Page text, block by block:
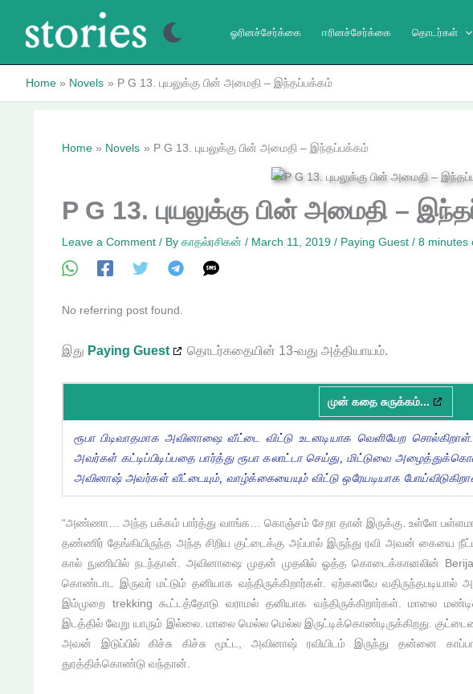
content
ஓரினச்சேர்க்கை ஈரினச்சேர்க்கை தொடர்கள்
Home Novels P G 13. புயலுக்கு பின் அமைதி – இந்தப்பக்கம்
Home Novels P G 13. புயலுக்கு பின் அமைதி – இந்தப்பக்கம்
P G 13. புயலுக்கு பின் அமைதி –
Leave a Comment / By காதல்ரசிகன் / March 11, 2019 / Paying Guest / 8 minutes
No referring post found.
இது Paying Guest தொடர்கதையின் 13-வது அத்தியாயம்.
முன் கதை சுருக்கம்...
ரூபா பிடிவாதமாக அவினாஷை வீட்டை விட்டு உடனடியாக வெளியேற
அவர்கள் கட்டிப்பிடிப்பதை பார்த்து ரூபா கலாட்டா செய்து, மிட்டுவை
அவினாஷ் அவர்கள் வீட்டையும், வாழ்க்கையையும் விட்டு ஒரேயடியாக
“அண்ணா… அந்த பக்கம் பார்த்து வாங்க… கொஞ்சம் சேறா தான் இருக்கு. உள்ளே
தண்ணிர் தேங்கியிருந்த அந்த சிறிய குட்டைக்கு அப்பால் இருந்து ரவி அவன் கையை
கால் நுணியில் நடந்தான். அவினாஷை முதன் முதலில் ஓத்த கொடைக்கானலின்
கொண்டாட இருவர் மட்டும் தனியாக வந்திருக்கிறார்கள். ஏற்கனவே
இம்முறை trekking கூட்டத்தோடு வராமல் தனியாக வந்திருக்கிறார்கள். மாலை
இடத்தில் வேறு யாரும் இல்லை. மாலை மெல்ல மெல்ல இருட்டிக்கொண்டிருக்கிறது.
அவன் இடுப்பில் கிச்சு கிச்சு மூட்ட, அவினாஷ் ரவியிடம் இருந்து தன்னை
துரத்திக்கொண்டு வந்தான்.